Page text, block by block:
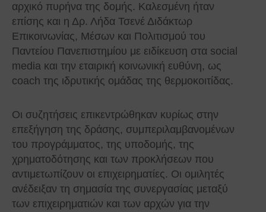
αρχικό πυρήνα της δομής. Καλεσμένη ήταν
επίσης και η Δρ. Λήδα Τσενέ Διδάκτωρ
Επικοινωνίας, Μέσων και Πολιτισμού του
Παντείου Πανεπιστημίου με ειδίκευση στα social
media και την εταιρική κοινωνική ευθύνη, ως
coach της ιδρυτικής ομάδας της θερμοκοιτίδας.
Οι συζητήσεις επικεντρώθηκαν κυρίως στην
επεξήγηση της δράσης, συμπεριλαμβανομένων
του προγράμματος, της υποδομής, της
χρηματοδότησης και των προκλήσεων που
αντιμετωπίζουν οι επιχειρηματίες. Οι ομιλητές
ανέδειξαν τη σημασία της συνεργασίας μεταξύ
των επιχειρηματιών και των αρχών για την